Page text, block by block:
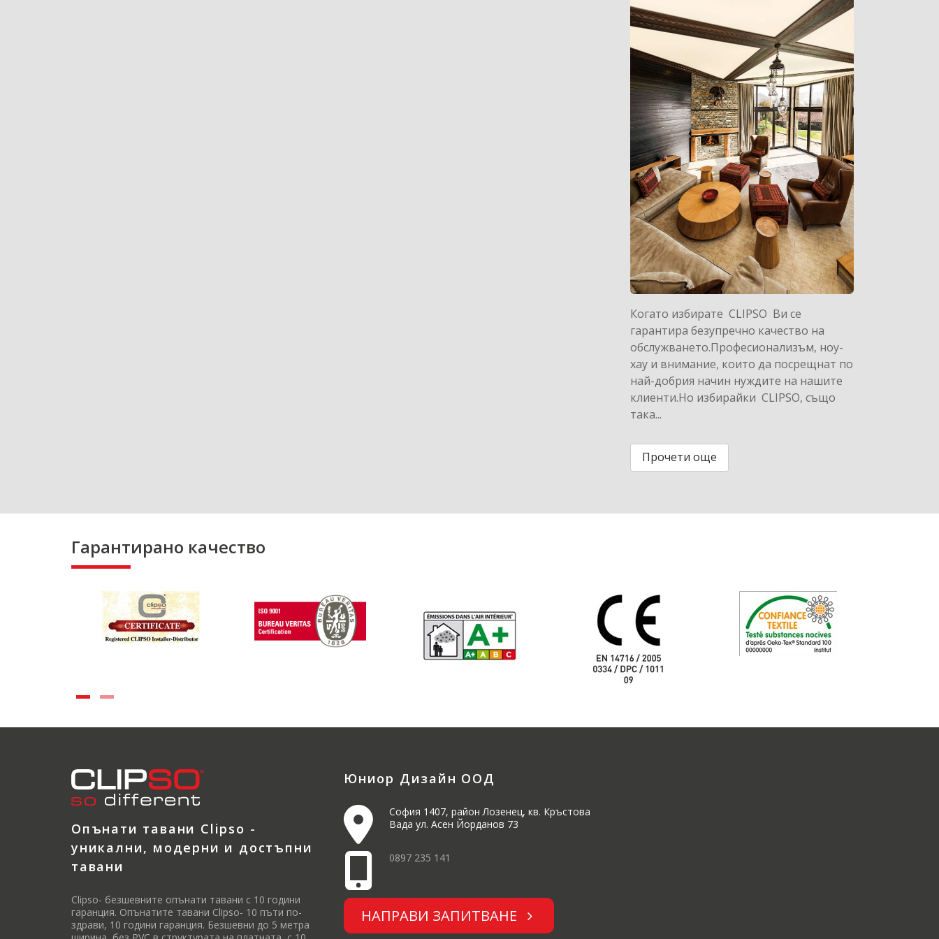
Когато избирате CLIPSO Ви се
гарантира безупречно качество на
обслужването.Професионализъм, ноу-
хау и внимание, които да посрещнат по
най-добрия начин нуждите на нашите
клиенти.Но избирайки CLIPSO, също
така...
Прочети още
Гарантирано качество
Опънати тавани Clipso -
уникални, модерни и достъпни
тавани
Clipso- безшевните опънати тавани с 10 години
гаранция. Опънатите тавани Clipso- 10 пъти по-
здрави, 10 години гаранция. Безшевни до 5 метра
Юниор Дизайн ООД
София 1407, район Лозенец, кв. Кръстова
Вада ул. Асен Йорданов 73
0897 235 141
НАПРАВИ ЗАПИТВАНЕ